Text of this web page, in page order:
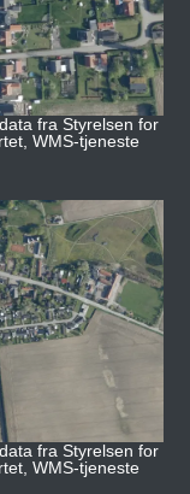
fra Styrelsen for
WMS-tjeneste
fra Styrelsen for
WMS-tjeneste